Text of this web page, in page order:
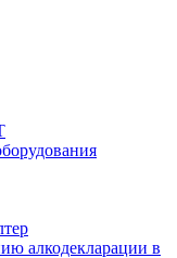
алкодекларации в